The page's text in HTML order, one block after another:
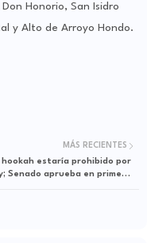
Honorio, San Isidro
y Alto de Arroyo Hondo.
MÁS RECIENTES
hookah estaría prohibido por
Senado aprueba en primera